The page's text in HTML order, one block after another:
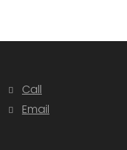
Call
Email